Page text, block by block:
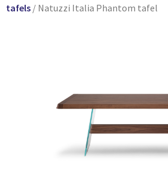
tafels / Natuzzi Italia Phantom tafel